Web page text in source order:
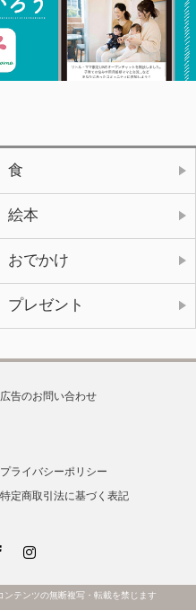
食
絵本
おでかけ
プレゼント
広告のお問い合わせ
プライバシーポリシー
特定商取引法に基づく表記
テンツの無断複写・転載を禁じます